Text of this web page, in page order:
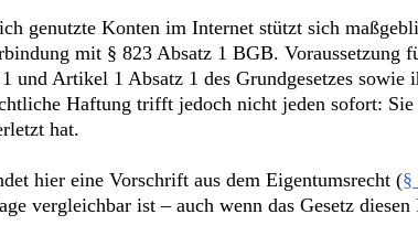
genutzte Konten im Internet stützt sich
mit § 823 Absatz 1 BGB. Voraussetzung
Artikel 1 Absatz 1 des Grundgesetzes sowie
Haftung trifft jedoch nicht jeden sofort:
hat.
hier eine Vorschrift aus dem Eigentumsrecht (§
vergleichbar ist – auch wenn das Gesetz